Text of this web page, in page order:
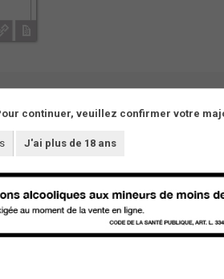
continuer, veuillez confirmer votre
J'ai plus de 18 ans